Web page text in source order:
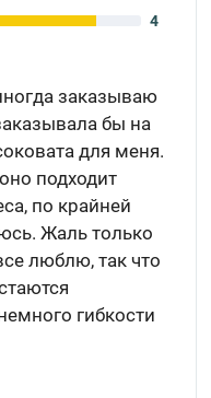
4
заказываю
бы на
для меня.
подходит
по крайней
Жаль только
люблю, так что
гибкости